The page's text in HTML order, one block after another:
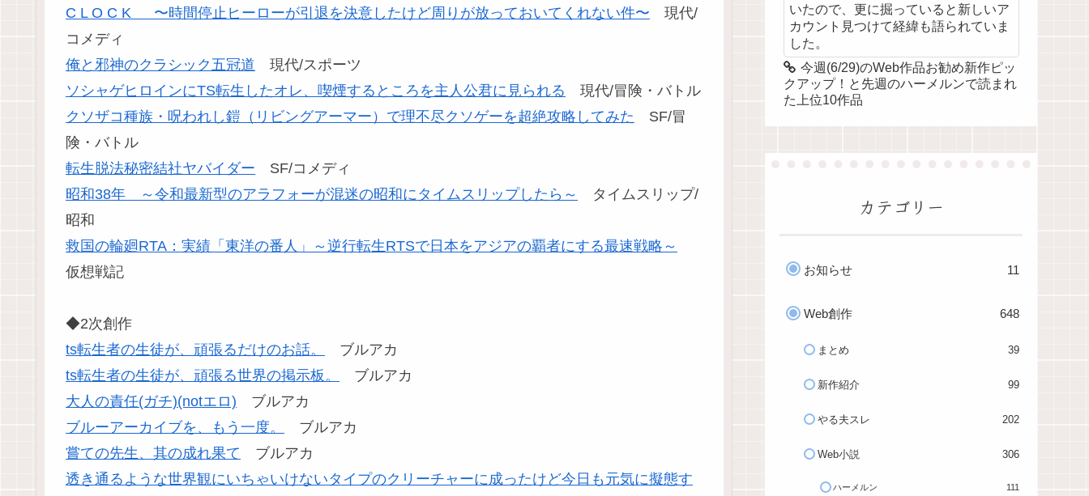
C L O C K 〜時間停止ヒーローが引退を決意したけど周りが放っておいてくれない件〜 現代/
コメディ
俺と邪神のクラシック五冠道 現代/スポーツ
ソシャゲヒロインにTS転生したオレ、喫煙するところを主人公君に見られる 現代/冒険・バトル
クソザコ種族・呪われし鎧（リビングアーマー）で理不尽クソゲーを超絶攻略してみた SF/冒
険・バトル
転生脱法秘密結社ヤバイダー SF/コメディ
昭和38年 ～令和最新型のアラフォーが混迷の昭和にタイムスリップしたら～
タイムスリップ/
昭和
救国の輪廻RTA：実績「東洋の番人」～逆行転生RTSで日本をアジアの覇者にする最速戦略～
仮想戦記
◆2次創作
ts転生者の生徒が、頑張るだけのお話。
ブルアカ
ts転生者の生徒が、頑張る世界の掲示板。
ブルアカ
大人の責任(ガチ)(notエロ) ブルアカ
ブルーアーカイブを、もう一度。
ブルアカ
嘗ての先生、其の成れ果て ブルアカ
透き通るような世界観にいちゃいけないタイプのクリーチャーに成ったけど今日も元気に擬態す
いたので、更に掘っていると新しいア
カウント見つけて経緯も語られていま
した。
今週(6/29)のWeb作品お勧め新作ピッ
クアップ！と先週のハーメルンで読まれ
た上位10作品
カテゴリー
お知らせ 11
Web創作 648
まとめ 39
新作紹介 99
やる夫スレ 202
Web小説 306
ハーメルン 111